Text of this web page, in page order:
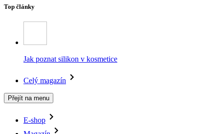
Top články
Jak poznat silikon v kosmetice
Celý magazín
Přejít na menu
E-shop